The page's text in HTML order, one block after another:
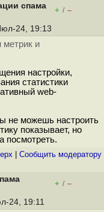
спама
+ / –
24, 19:13
метрик и
настройки,
статистики
web-
не можешь настроить
показывает, но
посмотреть.
Cообщить модератору
+ / –
24, 19:11